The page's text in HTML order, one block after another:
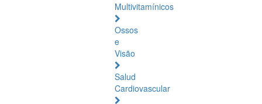
Multivitamínicos
Ossos
e
Visão
Salud
Cardiovascular